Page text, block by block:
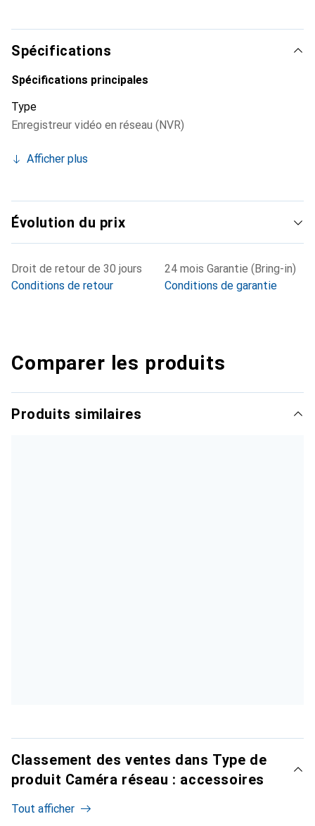
dans les systèmes Ubiquiti existants en font un choix
idéal tant pour les applications privées que
professionnelles. Le Compact UniFi Protect NVR est
fabriqué au Vietnam et offre des performances fiables
Spécifications
Spécifications principales
Type
Enregistreur vidéo en réseau (NVR)
Afficher plus
Évolution du prix
Droit de retour de 30 jours
Conditions de retour
24 mois Garantie (Bring-in)
Conditions de garantie
Comparer les produits
Produits similaires
Classement des ventes dans Type de
produit Caméra réseau : accessoires
Tout afficher